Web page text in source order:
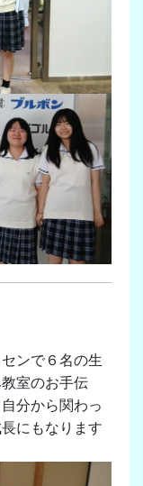
ンで６名の生
室のお手伝
分から関わっ
にもなります